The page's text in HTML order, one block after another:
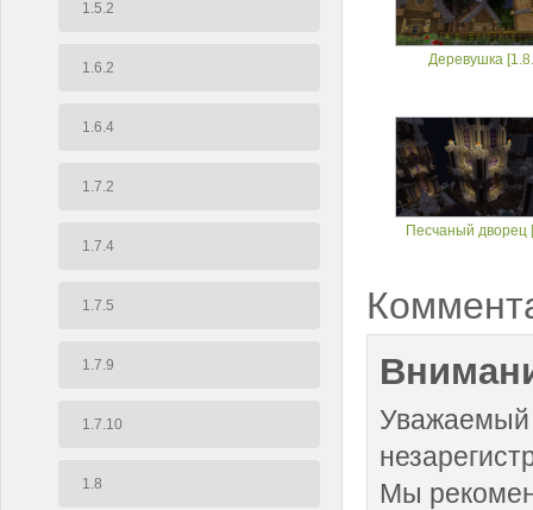
1.5.2
1.6.2
1.6.4
1.7.2
1.7.4
1.7.5
1.7.9
1.7.10
1.8
Деревушка
Песчаный дворец
Уважаемый
Мы